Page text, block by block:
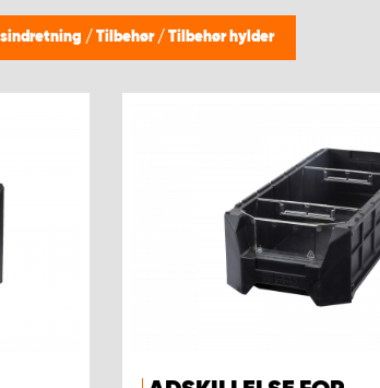
/ Tilbehør / Tilbehør hylder